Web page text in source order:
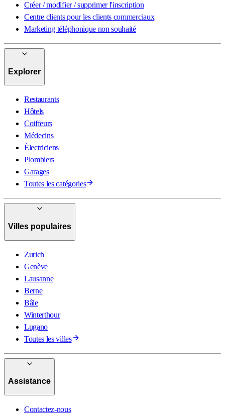
Créer / modifier / supprimer l'inscription
Centre clients pour les clients commerciaux
Marketing téléphonique non souhaité
Explorer
Restaurants
Hôtels
Coiffeurs
Médecins
Électriciens
Plombiers
Garages
Toutes les catégories
Villes populaires
Zurich
Genève
Lausanne
Berne
Bâle
Winterthour
Lugano
Toutes les villes
Assistance
Contactez-nous